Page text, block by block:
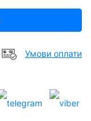
Умови оплати